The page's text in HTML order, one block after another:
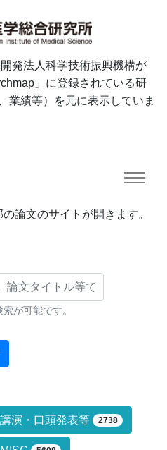
発法人科学技術振興機構が
」に登録されている研
業績等）を元に表示していま
論文のサイトが開きます。
索条件
が可能です。
る絞り込み条件で
講演・口頭発表等 2738